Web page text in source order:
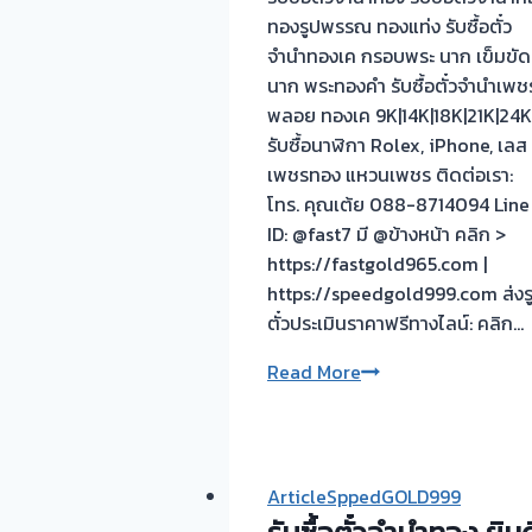
ทองรูปพรรณ ทองแท่ง รับซื้อตั๋ว
จำนำทองเค กรอบพระ นาก เข็มขัด
นาก พระทองคำ รับซื้อตั๋วจำนำเพ
พลอย ทองเค 9K|14K|18K|21K|24K
รับซื้อนาฬิกา Rolex, iPhone, เลส
เพชรทอง แหวนเพชร ติดต่อเรา:
โทร. คุณเต้ย 088-8714094 Line
ID: @fast7 มี @ข้างหน้า คลิก >
https://fastgold965.com |
https://speedgold999.com ส่ง
ตั๋วประเมินราคาฟรีทางไลน์: คลิก…
Read Moreรับ
ทอง
สายไหม
ArticleSppedGOLD999